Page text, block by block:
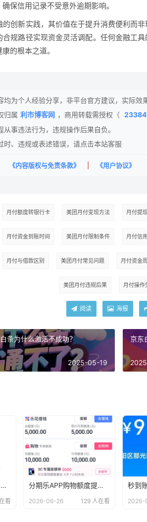
保信用记录不受意外逾期影响。
创新实践，其价值在于提升消费便利而
规路径实现资金灵活调配。任何金融工
的根本之道。
均为个人经验分享，非平台官方建议，实际效
归属 利市博客网 ，商用转载需授权（
从事违法行为，违规操作后果自负。
时、违规或表述错误，请点击本站客服
《内容版权与免责条款》 《用户协议》
月付额度转银行卡 美团月付变现方法 月付提
月付资金到账时间 美团月付限制条件 月付信
月付与借款区别 美团月付常见问题 月付资金
美团月付违规后果 月付操作
阅读 海报
条为什么激活不成功？
2025-05-19
京东
24小时在线信用卡商户：刷卡秒到账，轻松无忧
看
分期乐APP购物额度提现教程：让你轻松变现！
2026-06-26 129 人在看 2026-